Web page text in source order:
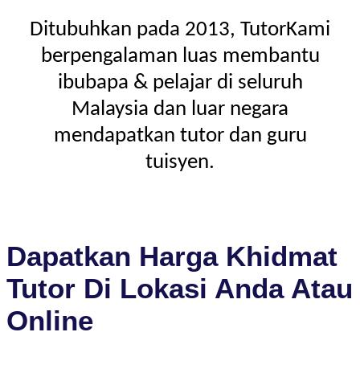
Ditubuhkan pada 2013, TutorKami
berpengalaman luas membantu
ibubapa & pelajar di seluruh
Malaysia dan luar negara
mendapatkan tutor dan guru
tuisyen.
Dapatkan Harga Khidmat
Tutor Di Lokasi Anda Atau
Online